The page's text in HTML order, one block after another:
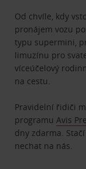
Od chvíle, kdy
pronájem vozu
typu supermini,
limuzínu pro
víceúčelový
na cestu.
Pravidelní řidiči
programuAvis
dny zdarma.
nechat na nás.